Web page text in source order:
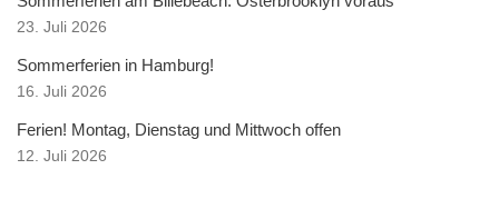
23. Juli 2026
Sommerferien in Hamburg!
16. Juli 2026
Ferien! Montag, Dienstag und Mittwoch offen
12. Juli 2026